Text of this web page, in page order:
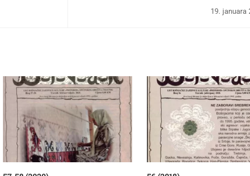
19. januara